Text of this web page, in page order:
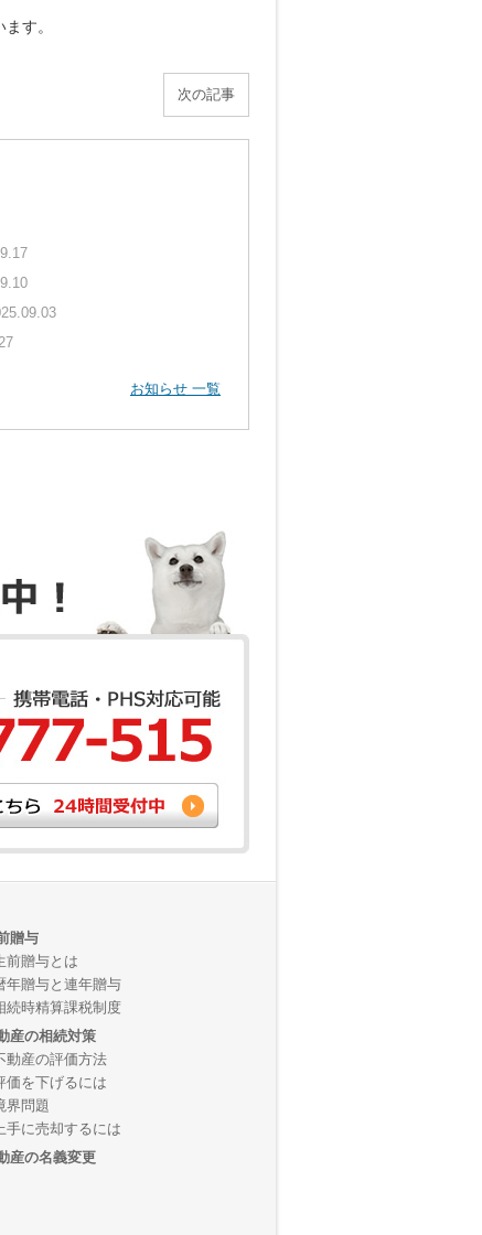
す。
次の記事
お知らせ 一覧
贈与
前贈与とは
年贈与と連年贈与
続時精算課税制度
産の相続対策
動産の評価方法
価を下げるには
界問題
手に売却するには
産の名義変更